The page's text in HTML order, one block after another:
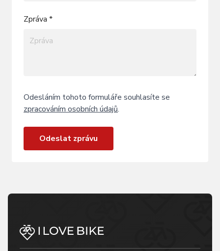
Zpráva *
Odesláním tohoto formuláře souhlasíte se
zpracováním osobních údajů.
Odeslat zprávu